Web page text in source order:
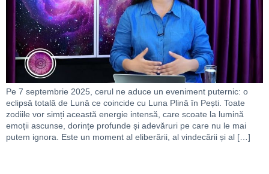
Pe 7 septembrie 2025, cerul ne aduce un eveniment puternic: o
eclipsă totală de Lună ce coincide cu Luna Plină în Pești. Toate
zodiile vor simți această energie intensă, care scoate la lumină
emoții ascunse, dorințe profunde și adevăruri pe care nu le mai
putem ignora. Este un moment al eliberării, al vindecării și al […]